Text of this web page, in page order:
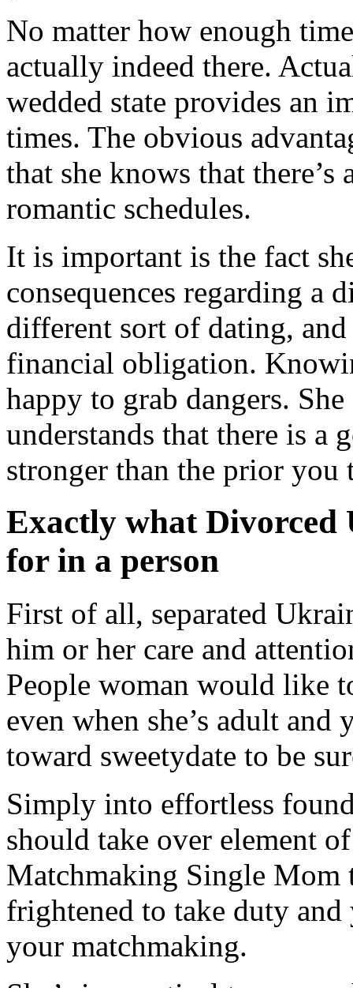
No matter how enough
actually indeed there.
wedded state provides an
times. The obvious
that she knows that
romantic schedules.
It is important is the fact
consequences regarding a
different sort of dating, and
financial obligation.
happy to grab dangers.
understands that there is a
stronger than the prior you
Exactly what
for in a person
First of all, separated
him or her care and
People woman would like
even when she’s adult
toward sweetydate to be
Simply into effortless
should take over element
Matchmaking Single Mom
frightened to take duty
your matchmaking.